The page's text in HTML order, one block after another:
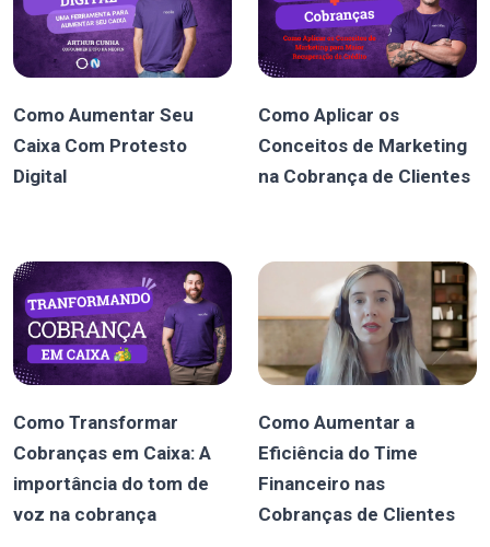
Como Aumentar Seu
Caixa Com Protesto
Digital
Como Aplicar os
Conceitos de Marketing
na Cobrança de Clientes
Como Transformar
Cobranças em Caixa: A
importância do tom de
voz na cobrança
Como Aumentar a
Eficiência do Time
Financeiro nas
Cobranças de Clientes